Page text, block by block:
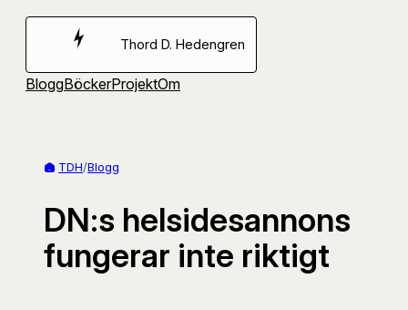
Hoppa
Thord D. Hedengren
BloggBöckerProjektOm
TDH/Blogg
DN:s helsidesannons
fungerar inte riktigt